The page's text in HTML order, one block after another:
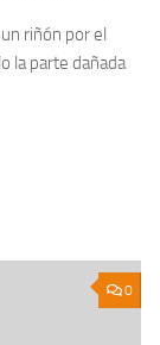
riñón por el
la parte dañada
0